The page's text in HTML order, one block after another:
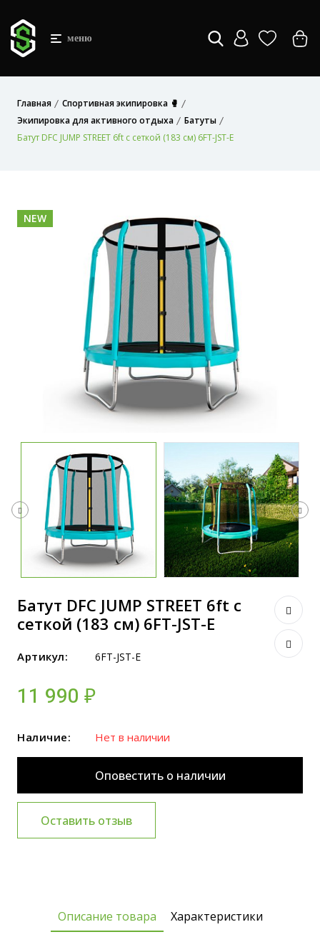
меню
Главная
Спортивная экипировка 🥊
Экипировка для активного отдыха
Батуты
Батут DFC JUMP STREET 6ft с сеткой (183 см) 6FT-JST-E
NEW
Батут DFC JUMP STREET 6ft с
сеткой (183 см) 6FT-JST-E
Артикул: 6FT-JST-E
11 990 ₽
Наличие: Нет в наличии
Оповестить о наличии
Оставить отзыв
Описание товара
Характеристики